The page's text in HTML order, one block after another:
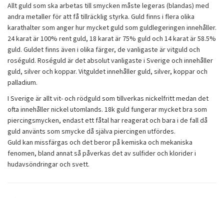
Allt guld som ska arbetas till smycken måste legeras (blandas) med
andra metaller för att få tillräcklig styrka. Guld finns i flera olika
karathalter som anger hur mycket guld som guldlegeringen innehåller.
24 karat är 100% rent guld, 18 karat är 75% guld och 14 karat är 58.5%
guld. Guldet finns även i olika färger, de vanligaste är vitguld och
roséguld. Roséguld är det absolut vanligaste i Sverige och innehåller
guld, silver och koppar. Vitguldet innehåller guld, silver, koppar och
palladium.
I Sverige är allt vit- och rödguld som tillverkas nickelfritt medan det
ofta innehåller nickel utomlands. 18k guld fungerar mycket bra som
piercingsmycken, endast ett fåtal har reagerat och bara i de fall då
guld använts som smycke då själva piercingen utfördes.
Guld kan missfärgas och det beror på kemiska och mekaniska
fenomen, bland annat så påverkas det av sulfider och klorider i
hudavsöndringar och svett.